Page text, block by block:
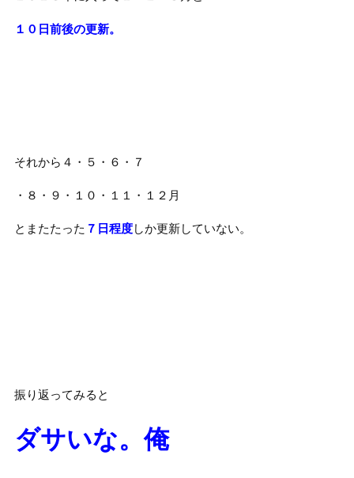
１０日前後の更新。
それから４・５・６・７
・８・９・１０・１１・１２月
とまたたった ７日程度しか更新していない。
振り返ってみると
ダサいな。俺